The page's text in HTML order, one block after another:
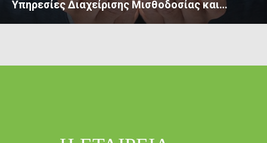
Υπηρεσίες Διαχείρισης Μισθοδοσίας και…